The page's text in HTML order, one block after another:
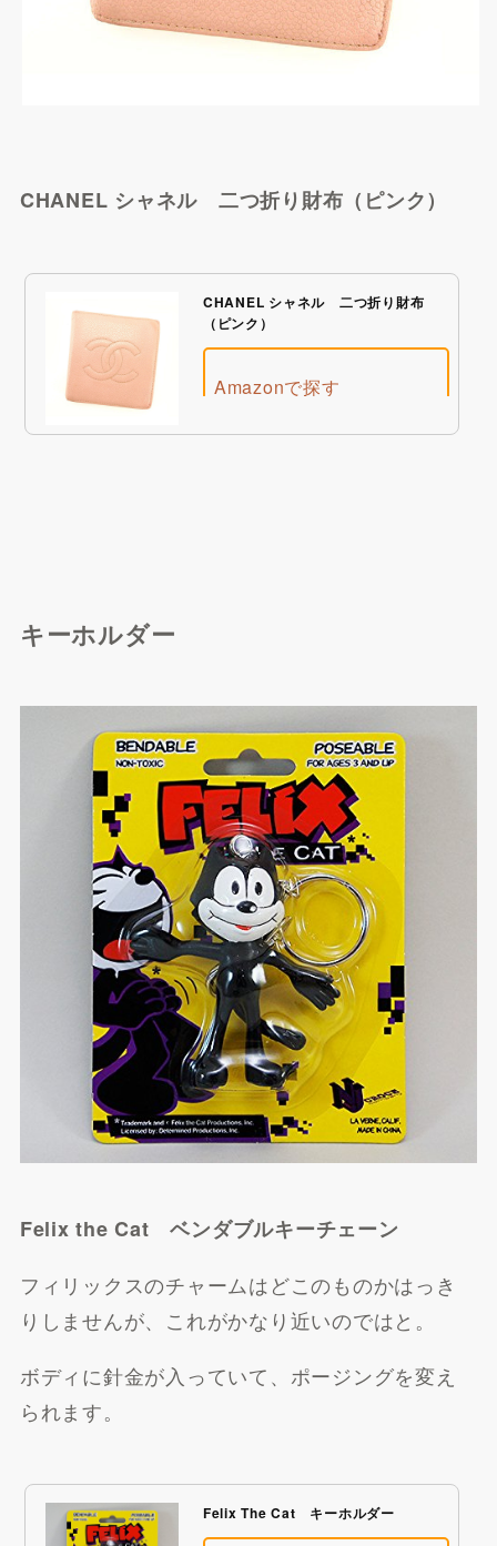
BUYMAで探す
CHANEL シャネル 二つ折り財布（ピンク）
CHANEL シャネル 二つ折り財布
（ピンク）
Amazonで探す
Yahoo!ショッピングで探
す
FARFETCHで探す
BUYMAで探す
キーホルダー
Felix the Cat ベンダブルキーチェーン
フィリックスのチャームはどこのものかはっき
りしませんが、これがかなり近いのではと。
ボディに針金が入っていて、ポージングを変え
られます。
Felix The Cat キーホルダー